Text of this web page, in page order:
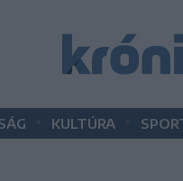
KULTÚRA